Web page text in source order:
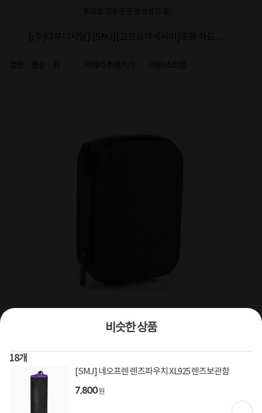
비슷한 상품
18개
[SMJ] 네오프렌 렌즈파우치 XL925 렌즈보관함
7,800원
상품번호
[(주)대부디지탈] [SMJ][고프로악세사리]호환 하드케이스